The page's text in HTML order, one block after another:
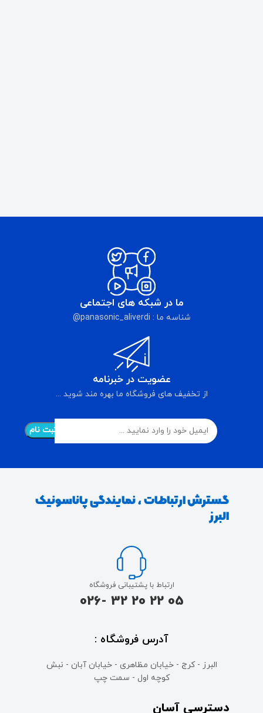
ما در شبکه های اجتماعی
شناسه ما : panasonic_aliverdi@
عضویت در خبرنامه
از تخفیف های فروشگاه ما بهره مند شوید ...
گسترش ارتباطات ، نمایندگی پاناسونیک
البرز
ارتباط با پشتیبانی فروشگاه
05 22 20 32 -026
آدرس فروشگاه :
البرز - کرج - خیابان مظاهری - خیابان آبان - نبش
کوچه اول - سمت چپ
دسترسی آسان